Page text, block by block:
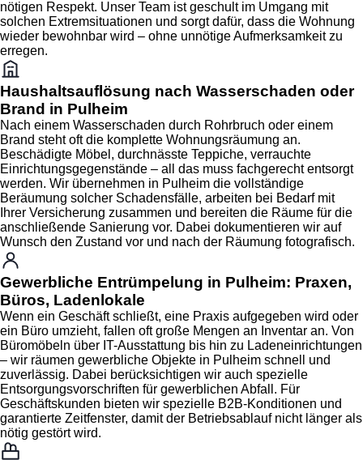
nötigen Respekt. Unser Team ist geschult im Umgang mit
solchen Extremsituationen und sorgt dafür, dass die Wohnung
wieder bewohnbar wird – ohne unnötige Aufmerksamkeit zu
erregen.
Haushaltsauflösung nach Wasserschaden oder
Brand in Pulheim
Nach einem Wasserschaden durch Rohrbruch oder einem
Brand steht oft die komplette Wohnungsräumung an.
Beschädigte Möbel, durchnässte Teppiche, verrauchte
Einrichtungsgegenstände – all das muss fachgerecht entsorgt
werden. Wir übernehmen in Pulheim die vollständige
Beräumung solcher Schadensfälle, arbeiten bei Bedarf mit
Ihrer Versicherung zusammen und bereiten die Räume für die
anschließende Sanierung vor. Dabei dokumentieren wir auf
Wunsch den Zustand vor und nach der Räumung fotografisch.
Gewerbliche Entrümpelung in Pulheim: Praxen,
Büros, Ladenlokale
Wenn ein Geschäft schließt, eine Praxis aufgegeben wird oder
ein Büro umzieht, fallen oft große Mengen an Inventar an. Von
Büromöbeln über IT-Ausstattung bis hin zu Ladeneinrichtungen
– wir räumen gewerbliche Objekte in Pulheim schnell und
zuverlässig. Dabei berücksichtigen wir auch spezielle
Entsorgungsvorschriften für gewerblichen Abfall. Für
Geschäftskunden bieten wir spezielle B2B-Konditionen und
garantierte Zeitfenster, damit der Betriebsablauf nicht länger als
nötig gestört wird.